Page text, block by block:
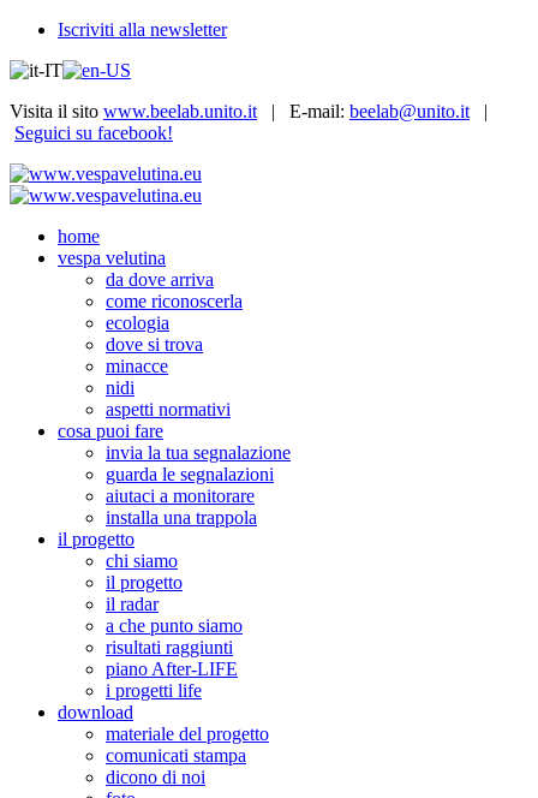
Iscriviti alla newsletter
Visita il sito www.beelab.unito.it | E-mail: beelab@unito.it |
Seguici su facebook!
home
vespa velutina
da dove arriva
come riconoscerla
ecologia
dove si trova
minacce
nidi
aspetti normativi
cosa puoi fare
invia la tua segnalazione
guarda le segnalazioni
aiutaci a monitorare
installa una trappola
il progetto
chi siamo
il progetto
il radar
a che punto siamo
risultati raggiunti
piano After-LIFE
i progetti life
download
materiale del progetto
comunicati stampa
dicono di noi